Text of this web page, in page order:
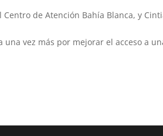
de Atención Bahía Blanca, y
una vez más por mejorar el acceso a